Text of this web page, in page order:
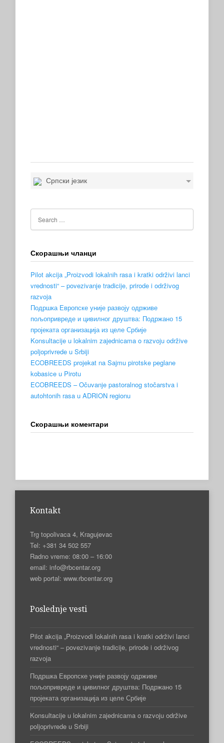
Српски језик
Скорашњи чланци
Pilot akcija „Proizvodi lokalnih rasa i kratki održivi lanci
vrednosti“ – povezivanje tradicije, prirode i održivog
razvoja
Подршка Европске уније развоју одрживе
пољопривреде и цивилног друштва: Подржано 15
пројеката организација из целе Србије
Konsultacije u lokalnim zajednicama o razvoju održive
poljoprivrede u Srbiji
ECOBREEDS projekat na Sajmu pirotske peglane
kobasice u Pirotu
ECOBREEDS – Očuvanje pastoralnog stočarstva i
autohtonih rasa u ADRION regionu
Скорашњи коментари
Kontakt
Trg topolivaca 4, Kragujevac
Tel: +381 34 502 557
Radno vreme: 08:00 – 16:00
email: info@rbcentar.org
web portal: www.rbcentar.org
Poslednje vesti
Pilot akcija „Proizvodi lokalnih rasa i kratki održivi lanci
vrednosti“ – povezivanje tradicije, prirode i održivog
razvoja
Подршка Европске уније развоју одрживе
пољопривреде и цивилног друштва: Подржано 15
пројеката организација из целе Србије
Konsultacije u lokalnim zajednicama o razvoju održive
poljoprivrede u Srbiji